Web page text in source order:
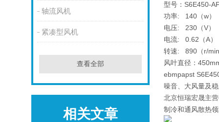
轴流风机
紧凑型风机
查看全部
相关文章
型号：S6E450-
功率: 140（w）
电压: 230（V）
电流: 0.62（A）
转速: 890（r/
风叶直径：
ebmpapst
噪音、大风量及
北京恒瑞宏晟主
制冷和通风散热